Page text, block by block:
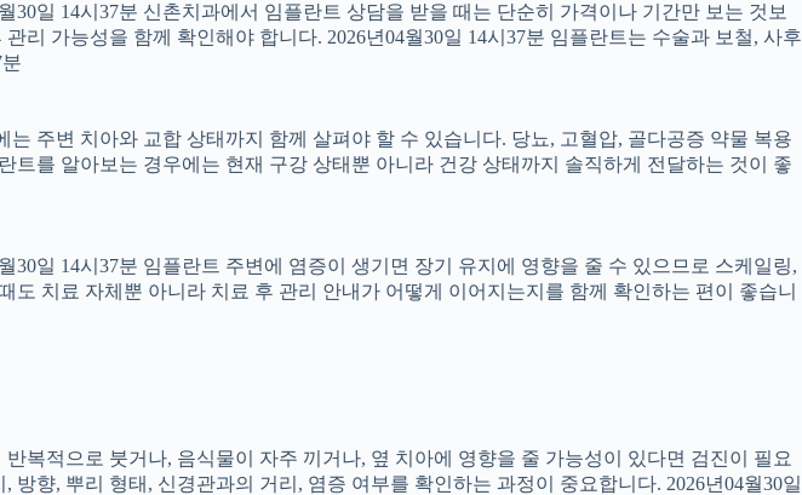
일 14시37분 신촌치과에서 임플란트 상담을 받을 때는 단순히 가격이나 기간만 보는 것보
리 가능성을 함께 확인해야 합니다. 2026년04월30일 14시37분 임플란트는 수술과 보철, 사후
주변 치아와 교합 상태까지 함께 살펴야 할 수 있습니다. 당뇨, 고혈압, 골다공증 약물 복용
를 알아보는 경우에는 현재 구강 상태뿐 아니라 건강 상태까지 솔직하게 전달하는 것이 좋
일 14시37분 임플란트 주변에 염증이 생기면 장기 유지에 영향을 줄 수 있으므로 스케일링,
치료 자체뿐 아니라 치료 후 관리 안내가 어떻게 이어지는지를 함께 확인하는 편이 좋습니
복적으로 붓거나, 음식물이 자주 끼거나, 옆 치아에 영향을 줄 가능성이 있다면 검진이 필요
향, 뿌리 형태, 신경관과의 거리, 염증 여부를 확인하는 과정이 중요합니다. 2026년04월30일